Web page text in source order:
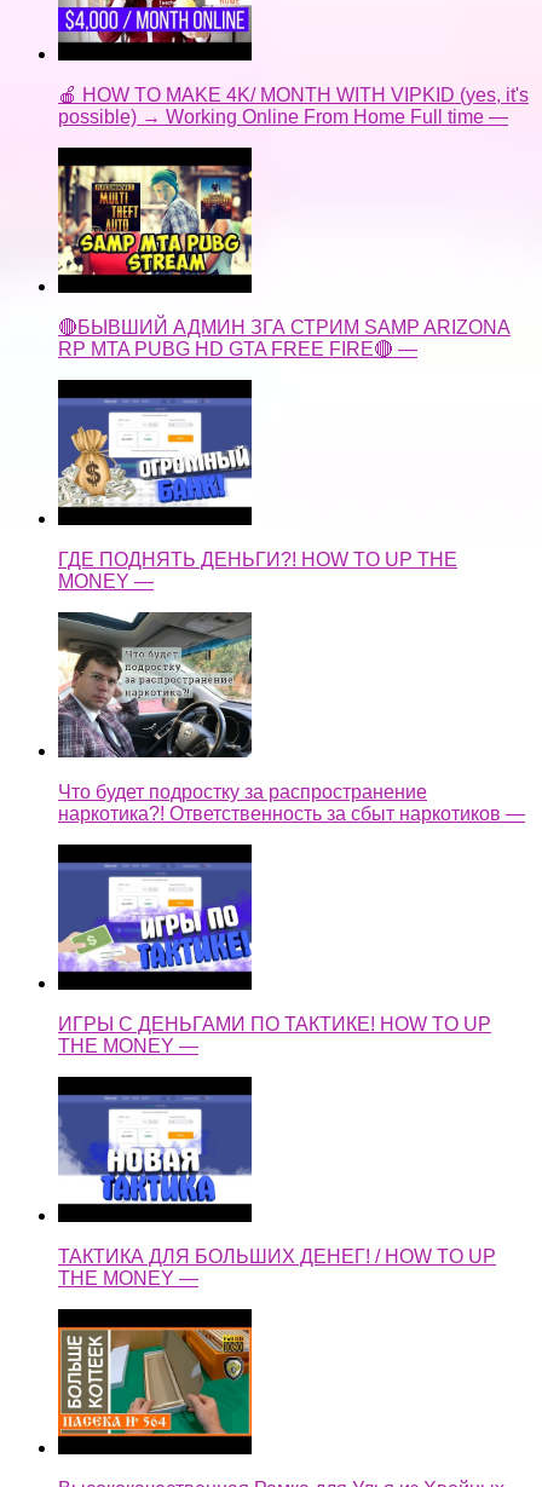
🍎 HOW TO MAKE 4K/ MONTH WITH VIPKID (yes, it's
possible) → Working Online From Home Full time —
🔴БЫВШИЙ АДМИН ЗГА СТРИМ SAMP ARIZONA
RP MTA PUBG HD GTA FREE FIRE🔴 —
ГДЕ ПОДНЯТЬ ДЕНЬГИ?! HOW TO UP THE
MONEY —
Что будет подростку за распространение
наркотика?! Ответственность за сбыт наркотиков —
ИГРЫ С ДЕНЬГАМИ ПО ТАКТИКЕ! HOW TO UP
THE MONEY —
ТАКТИКА ДЛЯ БОЛЬШИХ ДЕНЕГ! / HOW TO UP
THE MONEY —